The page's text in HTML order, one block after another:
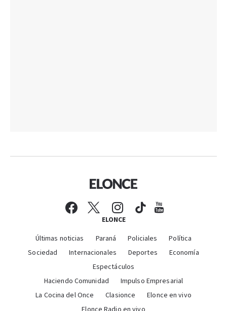
ELONCE
Últimas noticias Paraná Policiales
Política
Sociedad
Internacionales Deportes
Economía
Espectáculos
Haciendo Comunidad
Impulso Empresarial
La Cocina del Once
Clasionce
Elonce en vivo